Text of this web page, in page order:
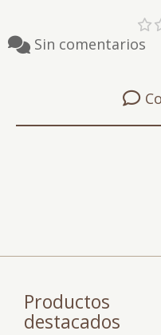
Sin comentarios
Productos
destacados